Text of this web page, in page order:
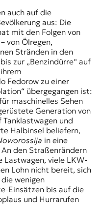
aus: Die
mit den Folgen von
von Ölregen,
Stränden in den
zur „Benzindürre“ auf
Fedorow zu einer
übergegangen ist:
maschinelles Sehen
Generation von
und
Halbinsel beliefern,
in eine
den Straßenrändern
Lastwagen, viele LKW-
Lohn nicht bereit, sich
wenigen
Einsätzen bis auf die
und Hurrarufen